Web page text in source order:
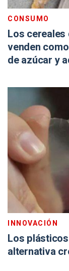
CONSUMO
Los cereales
venden
de azúcar y
INNOVACIÓN
Los
alternativa